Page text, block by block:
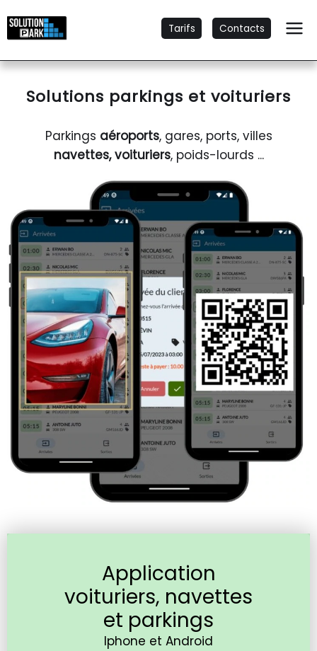
Tarifs Contacts
Solutions parkings et voituriers
Parkings aéroports, gares, ports, villes
navettes, voituriers, poids-lourds ...
Application
voituriers, navettes
et parkings
Iphone et Android